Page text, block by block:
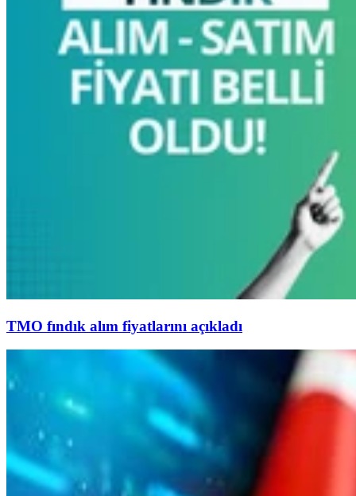
TMO fındık alım fiyatlarını açıkladı